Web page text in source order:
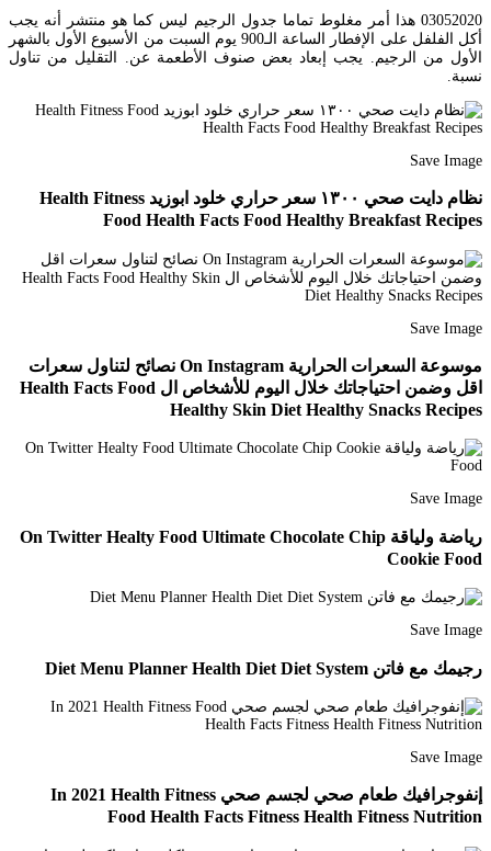
03052020 هذا أمر مغلوط تماما جدول الرجيم ليس كما هو منتشر أنه يجب
أكل الفلفل على الإفطار الساعة الـ900 يوم السبت من الأسبوع الأول بالشهر
الأول من الرجيم. يجب إبعاد بعض صنوف الأطعمة عن. التقليل من تناول
نسبة.
Save Image
نظام دايت صحي ١٣٠٠ سعر حراري خلود ابوزيد Health Fitness
Food Health Facts Food Healthy Breakfast Recipes
Save Image
موسوعة السعرات الحرارية On Instagram نصائح لتناول سعرات
اقل وضمن احتياجاتك خلال اليوم للأشخاص ال Health Facts Food
Healthy Skin Diet Healthy Snacks Recipes
Save Image
رياضة ولياقة On Twitter Healty Food Ultimate Chocolate Chip
Cookie Food
Save Image
رجيمك مع فاتن Diet Menu Planner Health Diet Diet System
Save Image
إنفوجرافيك طعام صحي لجسم صحي In 2021 Health Fitness
Food Health Facts Fitness Health Fitness Nutrition